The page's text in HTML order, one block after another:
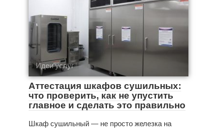
Идеи услуг
Аттестация шкафов сушильных:
что проверить, как не упустить
главное и сделать это правильно
Шкаф сушильный — не просто железка на